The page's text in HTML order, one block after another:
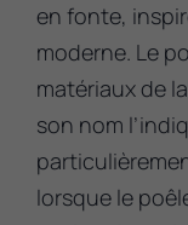
en fonte,
moderne. Le
matériaux de
son nom
lorsque le